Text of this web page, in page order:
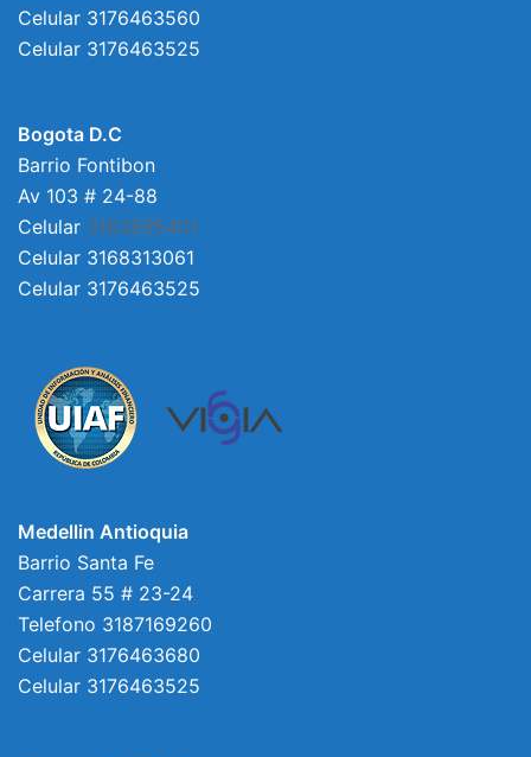
Celular 3176463560
Celular 3176463525
Bogota D.C
Barrio Fontibon
Av 103 # 24-88
Celular 3163895401
Celular 3168313061
Celular 3176463525
Medellin Antioquia
Barrio Santa Fe
Carrera 55 # 23-24
Telefono 3187169260
Celular 3176463680
Celular 3176463525